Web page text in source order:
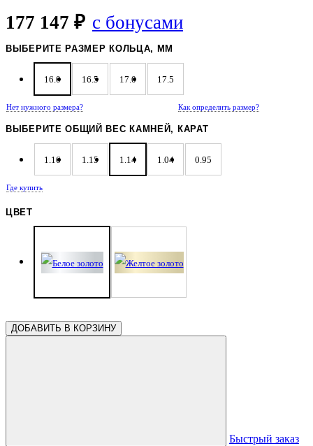
177 147 ₽ с бонусами
ВЫБЕРИТЕ РАЗМЕР КОЛЬЦА, ММ
16.0 16.5 17.0 17.5
Нет нужного размера? Как определить размер?
ВЫБЕРИТЕ ОБЩИЙ ВЕС КАМНЕЙ, КАРАТ
1.16 1.15 1.14 1.04 0.95
Где купить
ЦВЕТ
ДОБАВИТЬ В КОРЗИНУ
Быстрый заказ